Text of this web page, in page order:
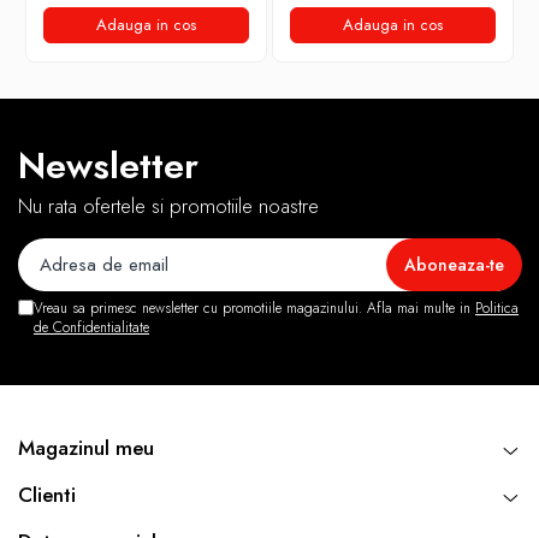
Adauga in cos Adauga in cos
Newsletter
Nu rata ofertele si promotiile noastre
Vreau sa primesc newsletter cu promotiile magazinului. Afla mai multe in Politica
de Confidentialitate
Magazinul meu
Clienti